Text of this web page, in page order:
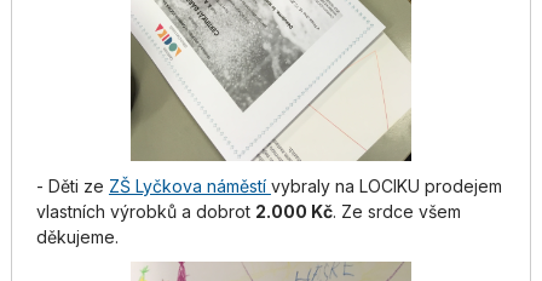
- Děti ze ZŠ Lyčkova náměstí vybraly na LOCIKU prodejem
vlastních výrobků a dobrot 2.000 Kč. Ze srdce všem
děkujeme.